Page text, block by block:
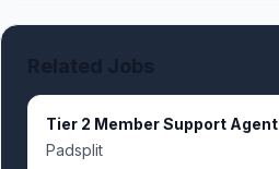
Tier 2 Member Support Agent
Padsplit